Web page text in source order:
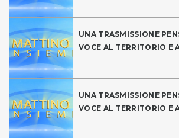
UNA TRASMISSIONE
VOCE AL TERRITORIO E
UNA TRASMISSIONE
VOCE AL TERRITORIO E